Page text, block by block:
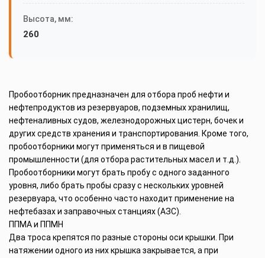
Высота, мм:
260
Пробоотборник предназначен для отбора проб нефти и
нефтепродуктов из резервуаров, подземных хранилищ,
нефтеналивных судов, железнодорожных цистерн, бочек и
других средств хранения и транспортирования. Кроме того,
пробоотборники могут применяться и в пищевой
промышленности (для отбора растительных масел и т.д.).
Пробоотборники могут брать пробу с одного заданного
уровня, либо брать пробы сразу с нескольких уровней
резервуара, что особенно часто находит применение на
нефтебазах и заправочных станциях (АЗС).
ППМА и ППМН
Два троса крепятся по разные стороны оси крышки. При
натяжении одного из них крышка закрывается, а при